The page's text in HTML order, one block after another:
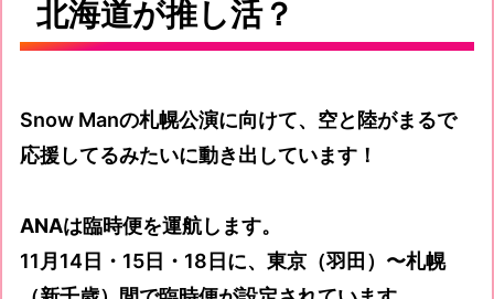
北海道が推し活？
Snow Manの札幌公演に向けて、空と陸がまるで
応援してるみたいに動き出しています！
ANAは臨時便を運航します。
11月14日・15日・18日に、東京（羽田）〜札幌